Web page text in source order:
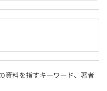
資料を指すキーワード、著者